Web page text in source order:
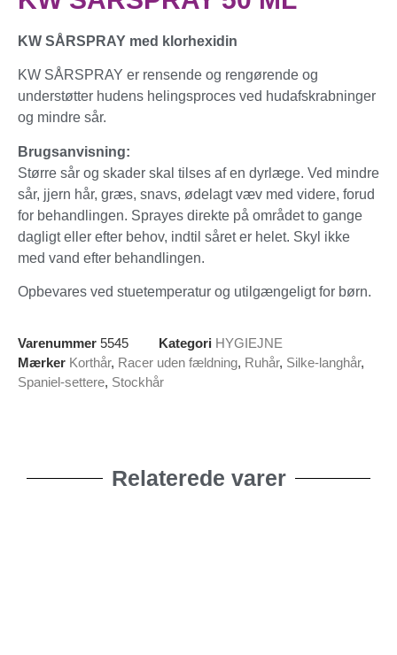
KW SÅRSPRAY med klorhexidin
KW SÅRSPRAY er rensende og rengørende og
understøtter hudens helingsproces ved hudafskrabninger
og mindre sår.
Brugsanvisning:
Større sår og skader skal tilses af en dyrlæge. Ved mindre
sår, jjern hår, græs, snavs, ødelagt væv med videre, forud
for behandlingen. Sprayes direkte på området to gange
dagligt eller efter behov, indtil såret er helet. Skyl ikke
med vand efter behandlingen.
Opbevares ved stuetemperatur og utilgængeligt for børn.
Varenummer 5545 Kategori HYGIEJNE
Mærker Korthår, Racer uden fældning, Ruhår, Silke-langhår,
Spaniel-settere, Stockhår
Relaterede varer